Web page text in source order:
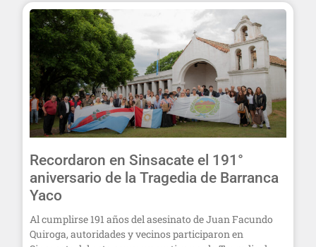
Recordaron en Sinsacate el 191°
aniversario de la Tragedia de Barranca
Yaco
Al cumplirse 191 años del asesinato de Juan Facundo
Quiroga, autoridades y vecinos participaron en